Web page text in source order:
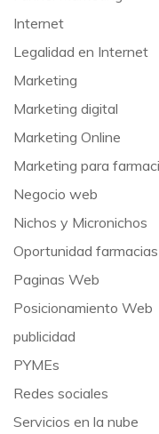
Internet
Legalidad en Internet
Marketing
Marketing digital
Marketing Online
Marketing para
Negocio web
Nichos y Micronichos
Oportunidad farmacias
Paginas Web
Posicionamiento Web
publicidad
PYMEs
Redes sociales
Servicios en la nube